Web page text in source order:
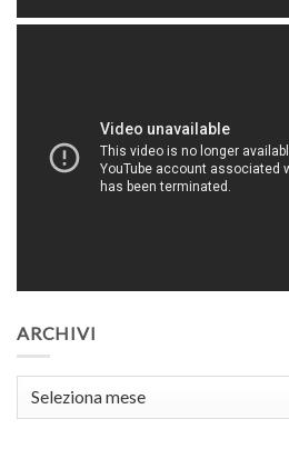
ARCHIVI
Archivi